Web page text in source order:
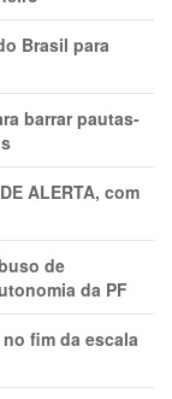
Brasil para
barrar pautas-
ALERTA, com
de
da PF
fim da escala